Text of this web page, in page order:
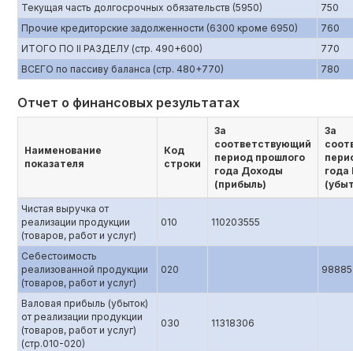
Текущая часть долгосрочных обязательств (5950)
750
Прочие кредиторские задолженности (6300 кроме 6950)
760
ИТОГО ПО II РАЗДЕЛУ (стр. 490+600)
770
ВСЕГО по пассиву баланса (стр. 480+770)
780
Отчет о финансовых результатах
Наименование
показателя
Код
строки
За
соответствующий
период прошлого
года Доходы
(прибыль)
За
года
Чистая выручка от
реализации продукции
(товаров, работ и услуг)
010 110203555
Себестоимость
реализованной продукции
(товаров, работ и услуг)
020
Валовая прибыль (убыток)
от реализации продукции
(товаров, работ и услуг)
(стр.010-020)
030 11318306